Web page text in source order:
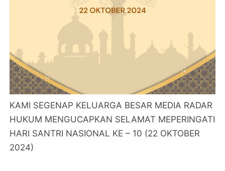
KAMI SEGENAP KELUARGA BESAR MEDIA RADAR
HUKUM MENGUCAPKAN SELAMAT MEPERINGATI
HARI SANTRI NASIONAL KE – 10 (22 OKTOBER
2024)